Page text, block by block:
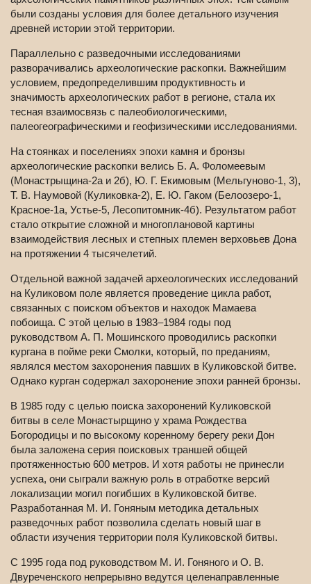
были созданы условия для более детального изучения
древней истории этой территории.
Параллельно с разведочными исследованиями
разворачивались археологические раскопки. Важнейшим
условием, предопределившим продуктивность и
значимость археологических работ в регионе, стала их
тесная взаимосвязь с палеобиологическими,
палеогеографическими и геофизическими исследованиями.
На стоянках и поселениях эпохи камня и бронзы
археологические раскопки велись Б. А. Фоломеевым
(Монастрыщина-2а и 2б), Ю. Г. Екимовым (Мельгуново-1, 3),
Т. В. Наумовой (Куликовка-2), Е. Ю. Гаком (Белоозеро-1,
Красное-1а, Устье-5, Лесопитомник-4б). Результатом работ
стало открытие сложной и многоплановой картины
взаимодействия лесных и степных племен верховьев Дона
на протяжении 4 тысячелетий.
Отдельной важной задачей археологических исследований
на Куликовом поле является проведение цикла работ,
связанных с поиском объектов и находок Мамаева
побоища. С этой целью в 1983–1984 годы под
руководством А. П. Мошинского проводились раскопки
кургана в пойме реки Смолки, который, по преданиям,
являлся местом захоронения павших в Куликовской битве.
Однако курган содержал захоронение эпохи ранней бронзы.
В 1985 году с целью поиска захоронений Куликовской
битвы в селе Монастырщино у храма Рождества
Богородицы и по высокому коренному берегу реки Дон
была заложена серия поисковых траншей общей
протяженностью 600 метров. И хотя работы не принесли
успеха, они сыграли важную роль в отработке версий
локализации могил погибших в Куликовской битве.
Разработанная М. И. Гоняным методика детальных
разведочных работ позволила сделать новый шаг в
области изучения территории поля Куликовской битвы.
С 1995 года под руководством М. И. Гоняного и О. В.
Двуреченского непрерывно ведутся целенаправленные